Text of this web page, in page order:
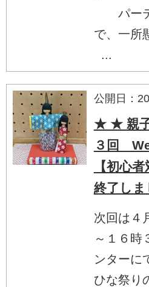
パーテ
で、一所
...
公開日：
★ ★ 親
３回
【初心
終了しま
次回は４
～１６時
ンターに
ひな祭り